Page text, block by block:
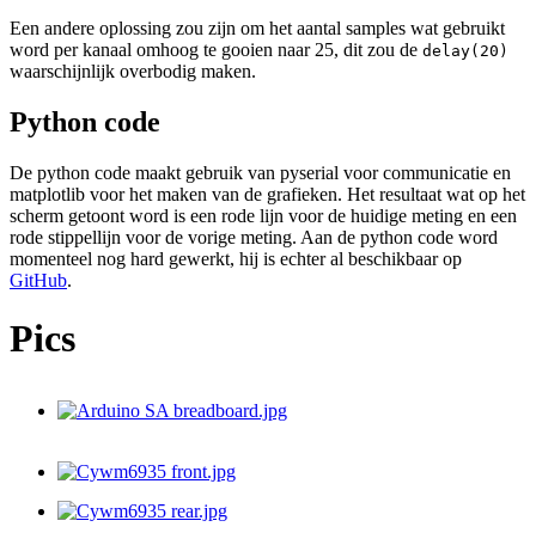
Een andere oplossing zou zijn om het aantal samples wat gebruikt
word per kanaal omhoog te gooien naar 25, dit zou de delay(20)
waarschijnlijk overbodig maken.
Python code
De python code maakt gebruik van pyserial voor communicatie en
matplotlib voor het maken van de grafieken. Het resultaat wat op het
scherm getoont word is een rode lijn voor de huidige meting en een
rode stippellijn voor de vorige meting. Aan de python code word
momenteel nog hard gewerkt, hij is echter al beschikbaar op
GitHub.
Pics